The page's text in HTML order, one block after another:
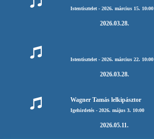
Istentisztelet - 2026. március 15. 10:00
2026.03.28.
Istentisztelet - 2026. március 22. 10:00
2026.03.28.
Wagner Tamás lelkipásztor
Igehirdetés - 2026. május 3. 10:00
2026.05.11.